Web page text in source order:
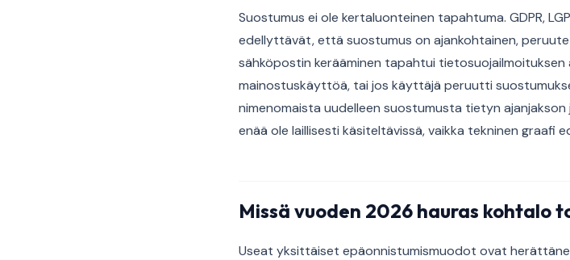
Suostumus ei ole kertaluonteinen tapahtuma. GDPR,
edellyttävät, että suostumus on ajankohtainen,
sähköpostin kerääminen tapahtui tietosuojailmoituksen
mainostuskäyttöä, tai jos käyttäjä peruutti
nimenomaista uudelleen suostumusta tietyn
enää ole laillisesti käsiteltävissä, vaikka tekninen graafi
Missä vuoden 2026 hauras kohtalo
Useat yksittäiset epäonnistumismuodot ovat